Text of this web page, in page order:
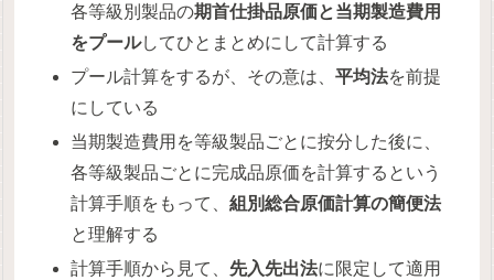
各等級別製品の期首仕掛品原価と当期製造費用
をプールしてひとまとめにして計算する
プール計算をするが、その意は、平均法を前提
にしている
当期製造費用を等級製品ごとに按分した後に、
各等級製品ごとに完成品原価を計算するという
計算手順をもって、組別総合原価計算の簡便法
と理解する
計算手順から見て、 先入先出法に限定して適用